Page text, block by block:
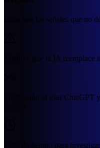
Estas son las señales que no
Miedo a que la IA reemplace
Frustración al usar ChatGPT
Falta de tiempo para